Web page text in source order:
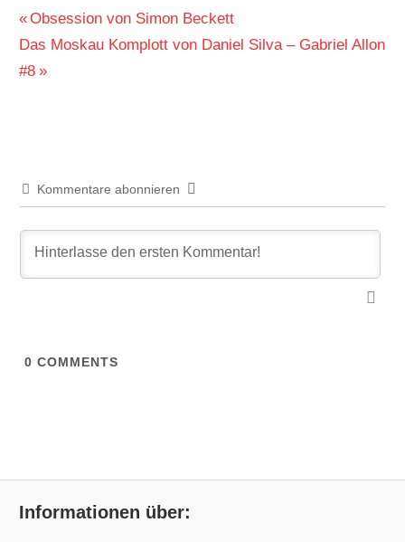
Beitragsnavigation
Vorheriger
Beitrag:
Obsession von Simon Beckett
Nächster
Beitrag:
Das Moskau Komplott von Daniel Silva – Gabriel Allon
#8
Kommentare abonnieren
0 COMMENTS
Informationen über: